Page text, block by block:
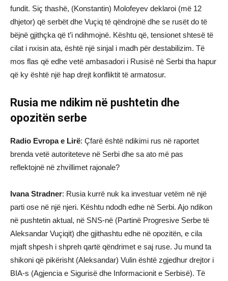
fundit. Siç thashë, (Konstantin) Molofeyev deklaroi (më 12
dhjetor) që serbët dhe Vuçiq të qëndrojnë dhe se rusët do të
bëjnë gjithçka që t’i ndihmojnë. Kështu që, tensionet shtesë të
cilat i nxisin ata, është një sinjal i madh për destabilizim. Të
mos flas që edhe vetë ambasadori i Rusisë në Serbi tha hapur
që ky është një hap drejt konfliktit të armatosur.
Rusia me ndikim në pushtetin dhe
opozitën serbe
Radio Evropa e Lirë: Çfarë është ndikimi rus në raportet
brenda vetë autoriteteve në Serbi dhe sa ato më pas
reflektojnë në zhvillimet rajonale?
Ivana Stradner: Rusia kurrë nuk ka investuar vetëm në një
parti ose në një njeri. Kështu ndodh edhe në Serbi. Ajo ndikon
në pushtetin aktual, në SNS-në (Partinë Progresive Serbe të
Aleksandar Vuçiqit) dhe gjithashtu edhe në opozitën, e cila
mjaft shpesh i shpreh qartë qëndrimet e saj ruse. Ju mund ta
shikoni që pikërisht (Aleksandar) Vulin është zgjedhur drejtor i
BIA-s (Agjencia e Sigurisë dhe Informacionit e Serbisë). Të